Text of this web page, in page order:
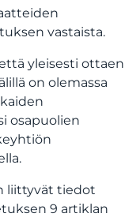
vastaista.
yleisesti ottaen
on olemassa
osapuolien
liittyvät tiedot
9 artiklan